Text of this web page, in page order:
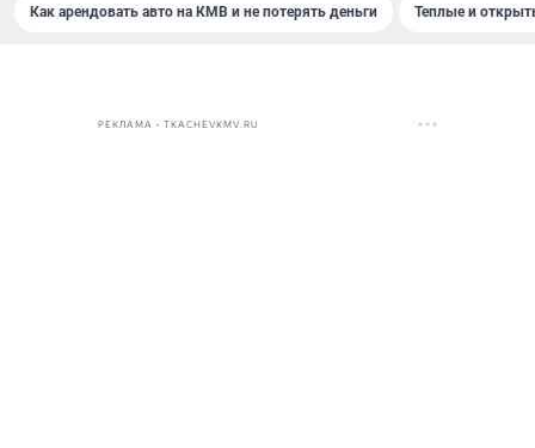
Как арендовать авто на КМВ и не потерять деньги Теплые и
РЕКЛАМА • TKACHEVKMV.RU